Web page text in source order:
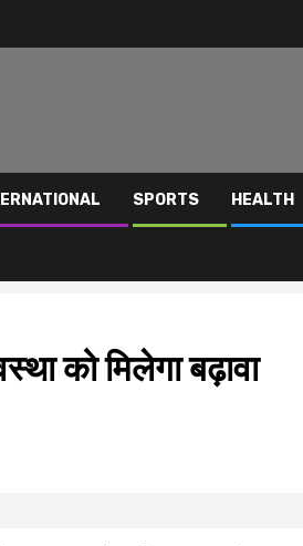
SPORTS HEALTH
को मिलेगा बढ़ावा